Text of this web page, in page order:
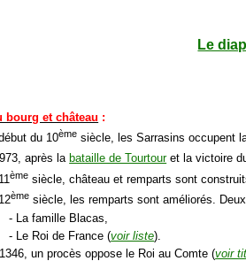
Le
bourg et château :
du 10ème siècle, les Sarrasins occupent
après la bataille de Tourtouret la victoire
ème siècle, château et remparts sont
ème siècle, les remparts sont améliorés.
- La famille Blacas,
- Le Roi de France (voir liste).
un procès oppose le Roi au Comte (voir